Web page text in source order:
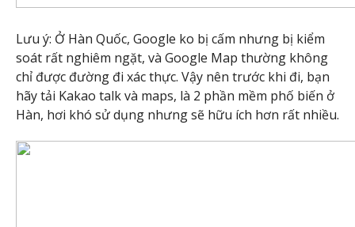
Lưu ý: Ở Hàn Quốc, Google ko bị cấm nhưng bị kiểm
soát rất nghiêm ngặt, và Google Map thường không
chỉ được đường đi xác thực. Vậy nên trước khi đi, bạn
hãy tải Kakao talk và maps, là 2 phần mềm phố biến ở
Hàn, hơi khó sử dụng nhưng sẽ hữu ích hơn rất nhiều.